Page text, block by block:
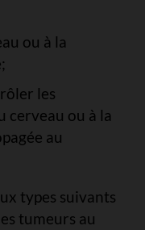
ou à la
les
cerveau ou à la
au
types suivants
tumeurs au